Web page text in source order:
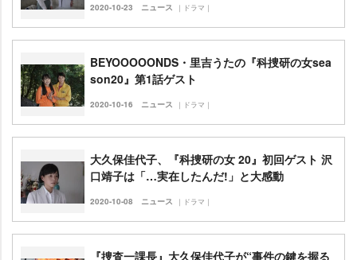
2020-10-23 ニュース ｜ドラマ｜
BEYOOOOONDS・里吉うたの『科捜研の女sea
son20』第1話ゲスト
2020-10-16 ニュース ｜ドラマ｜
大久保佳代子、『科捜研の女 20』初回ゲスト 沢
口靖子は「…実在したんだ!」と大感動
2020-10-08 ニュース ｜ドラマ｜
『捜査一課長』大久保佳代子が“事件の鍵を握る